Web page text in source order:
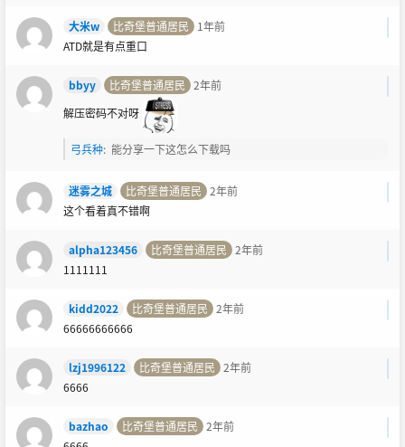
大米w 比奇堡普通居民
1年前
ATD就是有点重口
bbyy 比奇堡普通居民 2年前
解压密码不对呀
弓兵种: 能分享一下这怎么下载吗
迷雾之城 比奇堡普通居民 2年前
这个看着真不错啊
alpha123456 比奇堡普通居民 2年前
1111111
kidd2022 比奇堡普通居民 2年前
66666666666
lzj1996122 比奇堡普通居民 2年前
6666
bazhao 比奇堡普通居民 2年前